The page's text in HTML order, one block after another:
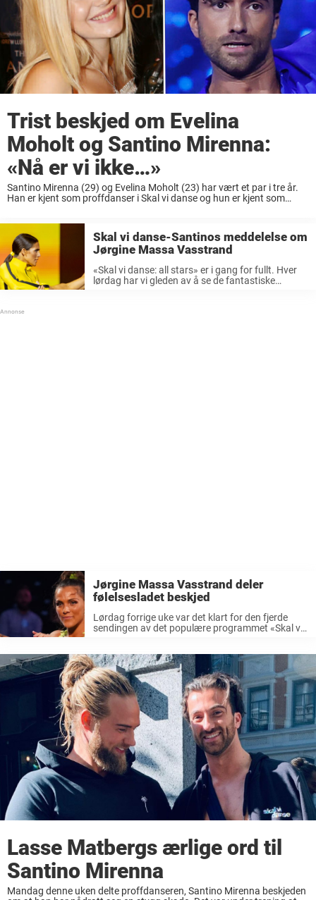
Trist beskjed om Evelina
Moholt og Santino Mirenna:
«Nå er vi ikke…»
Santino Mirenna (29) og Evelina Moholt (23) har vært et par i tre år.
Han er kjent som proffdanser i Skal vi danse og hun er kjent som
Skal vi danse-Santinos meddelelse om
Jørgine Massa Vasstrand
«Skal vi danse: all stars» er i gang for fullt. Hver
lørdag har vi gleden av å se de fantastiske
Jørgine Massa Vasstrand deler
følelsesladet beskjed
Lørdag forrige uke var det klart for den fjerde
sendingen av det populære programmet «Skal vi
ettersom et ...
Lasse Matbergs ærlige ord til
Santino Mirenna
Mandag denne uken delte proffdanseren, Santino Mirenna beskjeden